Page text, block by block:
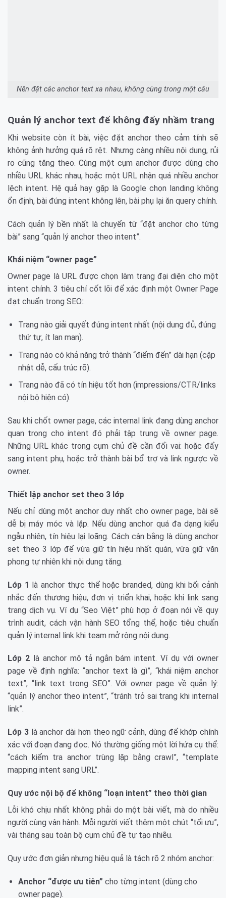
Nên đặt các anchor text xa nhau, không cùng trong một câu
Quản lý anchor text để không đẩy nhầm trang
Khi website còn ít bài, việc đặt anchor theo cảm tính sẽ
không ảnh hưởng quá rõ rệt. Nhưng càng nhiều nội dung, rủi
ro cũng tăng theo. Cùng một cụm anchor được dùng cho
nhiều URL khác nhau, hoặc một URL nhận quá nhiều anchor
lệch intent. Hệ quả hay gặp là Google chọn landing không
ổn định, bài đúng intent không lên, bài phụ lại ăn query chính.
Cách quản lý bền nhất là chuyển từ “đặt anchor cho từng
bài” sang “quản lý anchor theo intent”.
Khái niệm “owner page”
Owner page là URL được chọn làm trang đại diện cho một
intent chính. 3 tiêu chí cốt lõi để xác định một Owner Page
đạt chuẩn trong SEO::
Trang nào giải quyết đúng intent nhất (nội dung đủ, đúng
thứ tự, ít lan man).
Trang nào có khả năng trở thành “điểm đến” dài hạn (cập
nhật dễ, cấu trúc rõ).
Trang nào đã có tín hiệu tốt hơn (impressions/CTR/links
nội bộ hiện có).
Sau khi chốt owner page, các internal link đang dùng anchor
quan trọng cho intent đó phải tập trung về owner page.
Những URL khác trong cụm chủ đề cần đổi vai: hoặc đẩy
sang intent phụ, hoặc trở thành bài bổ trợ và link ngược về
owner.
Thiết lập anchor set theo 3 lớp
Nếu chỉ dùng một anchor duy nhất cho owner page, bài sẽ
dễ bị máy móc và lặp. Nếu dùng anchor quá đa dạng kiểu
ngẫu nhiên, tín hiệu lại loãng. Cách cân bằng là dùng anchor
set theo 3 lớp để vừa giữ tín hiệu nhất quán, vừa giữ văn
phong tự nhiên khi nội dung tăng.
Lớp 1 là anchor thực thể hoặc branded, dùng khi bối cảnh
nhắc đến thương hiệu, đơn vị triển khai, hoặc khi link sang
trang dịch vụ. Ví dụ “Seo Việt” phù hợp ở đoạn nói về quy
trình audit, cách vận hành SEO tổng thể, hoặc tiêu chuẩn
quản lý internal link khi team mở rộng nội dung.
Lớp 2là anchor mô tả ngắn bám intent. Ví dụ với owner
page về định nghĩa: “anchor text là gì”, “khái niệm anchor
text”, “link text trong SEO”. Với owner page về quản lý:
“quản lý anchor theo intent”, “tránh trỏ sai trang khi internal
link”.
Lớp 3là anchor dài hơn theo ngữ cảnh, dùng để khớp chính
xác với đoạn đang đọc. Nó thường giống một lời hứa cụ thể:
“cách kiểm tra anchor trùng lặp bằng crawl”, “template
mapping intent sang URL”.
Quy ước nội bộ để không “loạn intent” theo thời gian
Lỗi khó chịu nhất không phải do một bài viết, mà do nhiều
người cùng vận hành. Mỗi người viết thêm một chút “tối ưu”,
vài tháng sau toàn bộ cụm chủ đề tự tạo nhiễu.
Quy ước đơn giản nhưng hiệu quả là tách rõ 2 nhóm anchor:
Anchor “được ưu tiên” cho từng intent (dùng cho
owner page).